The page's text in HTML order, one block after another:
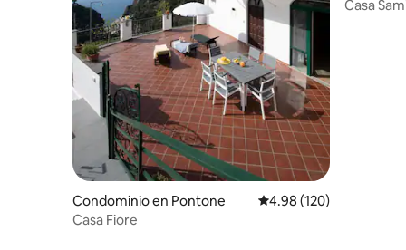
Condominio en Pontone Calificación promedio:
4.98 (120)
Casa Fiore
Casa